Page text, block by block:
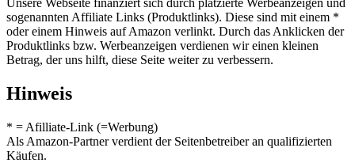
Unsere Webseite finanziert sich durch platzierte Werbeanzeigen und
sogenannten Affiliate Links (Produktlinks). Diese sind mit einem *
oder einem Hinweis auf Amazon verlinkt. Durch das Anklicken der
Produktlinks bzw. Werbeanzeigen verdienen wir einen kleinen
Betrag, der uns hilft, diese Seite weiter zu verbessern.
Hinweis
* = Afilliate-Link (=Werbung)
Als Amazon-Partner verdient der Seitenbetreiber an qualifizierten
Käufen.